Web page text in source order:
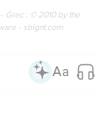
Grec : © 2010 by the
- sblgnt.com